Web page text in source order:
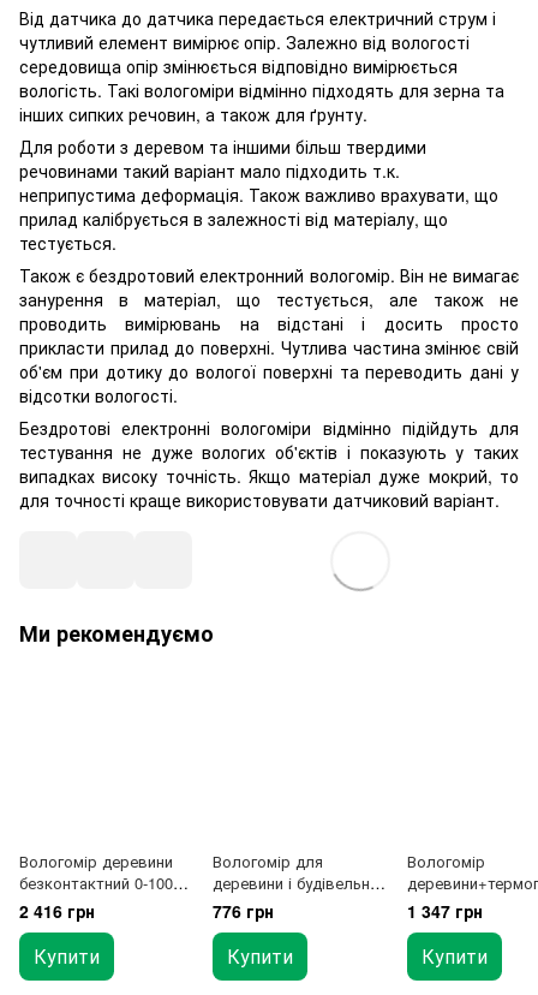
Від датчика до датчика передається електричний струм і
чутливий елемент вимірює опір. Залежно від вологості
середовища опір змінюється відповідно вимірюється
вологість. Такі вологоміри відмінно підходять для зерна та
інших сипких речовин, а також для ґрунту.
Для роботи з деревом та іншими більш твердими
речовинами такий варіант мало підходить т.к.
неприпустима деформація. Також важливо врахувати, що
прилад калібрується в залежності від матеріалу, що
тестується.
Також є бездротовий електронний вологомір. Він не вимагає
занурення в матеріал, що тестується, але також не
проводить вимірювань на відстані і досить просто
прикласти прилад до поверхні. Чутлива частина змінює свій
об'єм при дотику до вологої поверхні та переводить дані у
відсотки вологості.
Бездротові електронні вологоміри відмінно підійдуть для
тестування не дуже вологих об'єктів і показують у таких
випадках високу точність. Якщо матеріал дуже мокрий, то
для точності краще використовувати датчиковий варіант.
Ми рекомендуємо
Вологомір деревини
безконтактний 0-100%
WINTACT WT637
2 416 грн
Купити
Вологомір для
деревини і будівельних
матеріалів (28 порід, 4
типу) (0 ~ 41%)
776 грн
Купити
Вологомір
етр 2-70% (28
типи) BENETECH
GM610
1 347 грн
Купити